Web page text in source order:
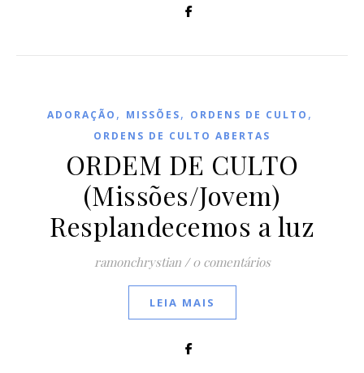
ADORAÇÃO , MISSÕES, ORDENS DE CULTO ,
ORDENS DE CULTO ABERTAS
ORDEM DE CULTO
(Missões/Jovem)
Resplandecemos a luz
ramonchrystian / 0 comentários
LEIA MAIS